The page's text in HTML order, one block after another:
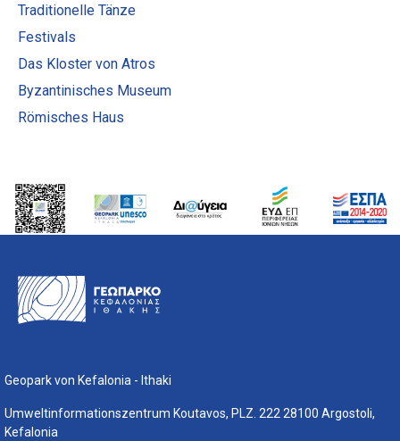
Traditionelle Tänze
Festivals
Das Kloster von Atros
Byzantinisches Museum
Römisches Haus
Geopark von Kefalonia - Ithaki
Umweltinformationszentrum Koutavos, PLZ. 222 28100 Argostoli,
Kefalonia